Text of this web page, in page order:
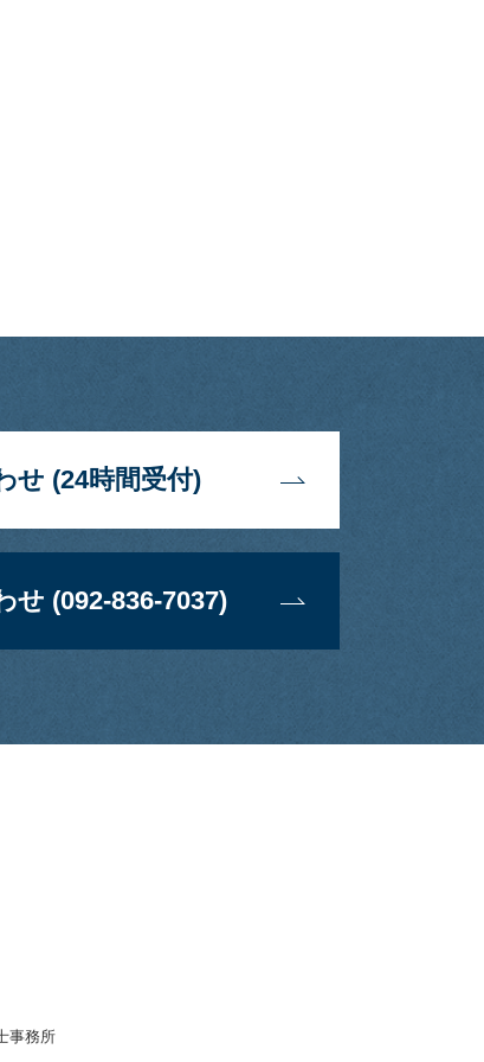
せ (24時間受付)
せ (092-836-7037)
事務所